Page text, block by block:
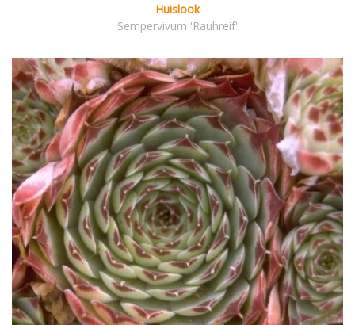
Huislook
Sempervivum 'Rauhreif'